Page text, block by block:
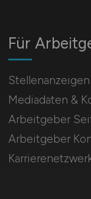
Für
Mediadaten &
Arbeitgeber
Arbeitgeber